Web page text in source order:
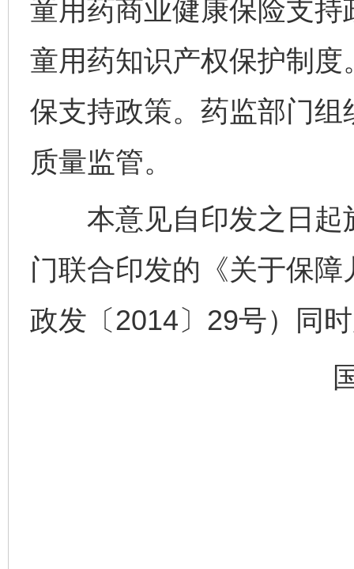
童用药商业健康保险支
童用药知识产权保护制
保支持政策。药监部门
质量监管。
本意见自印发之日起
门联合印发的《关于保
政发〔2014〕29号）同